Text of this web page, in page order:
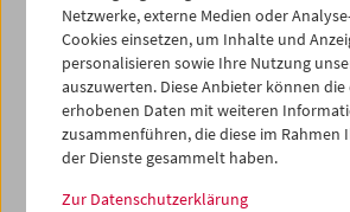
iCalender
Programmheft-PDF
English language or subtitles
< Vorherige Woche
Netzwerke, externe Medien oder
Cookies einsetzen, um Inhalte und
personalisieren sowie Ihre Nutzung
auszuwerten. Diese Anbieter können die
erhobenen Daten mit weiteren
zusammenführen, die diese im Rahmen
der Dienste gesammelt haben.
Zur Datenschutzerklärung